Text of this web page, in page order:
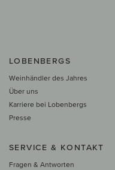
LOBENBERGS
Weinhändler des Jahres
Über uns
Karriere bei Lobenbergs
Presse
SERVICE & KONTAKT
Fragen & Antworten